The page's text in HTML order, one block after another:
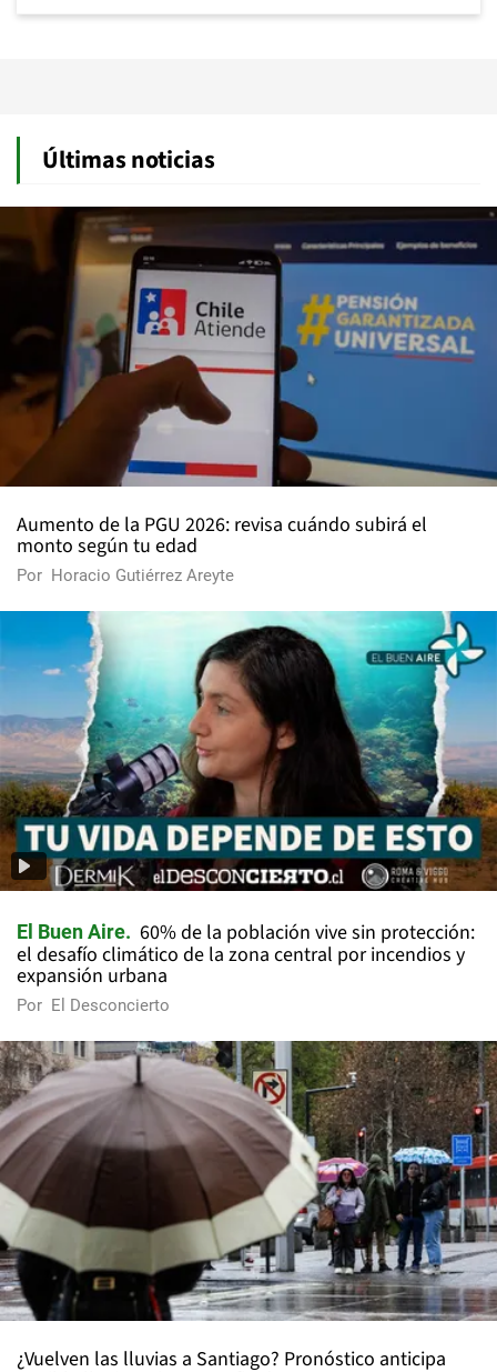
Últimas noticias
Aumento de la PGU 2026: revisa cuándo subirá el
monto según tu edad
Por Horacio Gutiérrez Areyte
El Buen Aire
60% de la población vive sin protección:
el desafío climático de la zona central por incendios y
expansión urbana
Por El Desconcierto
¿Vuelven las lluvias a Santiago? Pronóstico anticipa